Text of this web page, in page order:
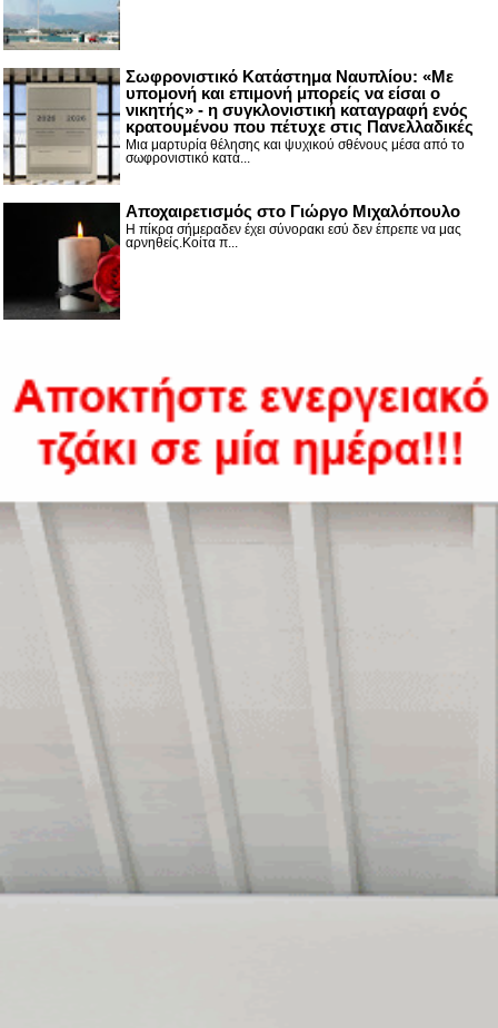
Σωφρονιστικό Κατάστημα Ναυπλίου: «Με
υπομονή και επιμονή μπορείς να είσαι ο
νικητής» - η συγκλονιστική καταγραφή ενός
κρατουμένου που πέτυχε στις Πανελλαδικές
Μια μαρτυρία θέλησης και ψυχικού σθένους μέσα από το
σωφρονιστικό κατά...
Αποχαιρετισμός στο Γιώργο Μιχαλόπουλο
Η πίκρα σήμεραδεν έχει σύνορακι εσύ δεν έπρεπε να μας
αρνηθείς.Κοίτα π...